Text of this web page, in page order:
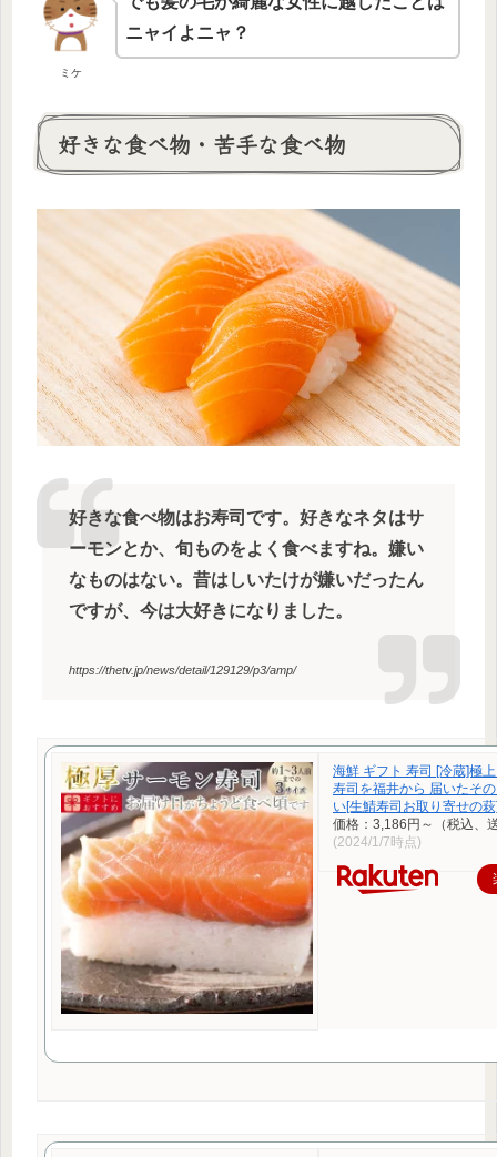
ミケ
ニャイよニャ？
好きな食べ物・苦手な食べ物
好きな食べ物はお寿司です。好きなネタはサ
ーモンとか、旬ものをよく食べますね。嫌い
なものはない。昔はしいたけが嫌いだったん
ですが、今は大好きになりました。
https://thetv.jp/news/detail/129129/p3/amp/
海鮮 ギフト 寿司 [冷蔵]極
寿司を福井から 届いたそ
い[生鯖寿司お取り寄せの
価格：3,186円～（税込、
(2024/1/7時点)